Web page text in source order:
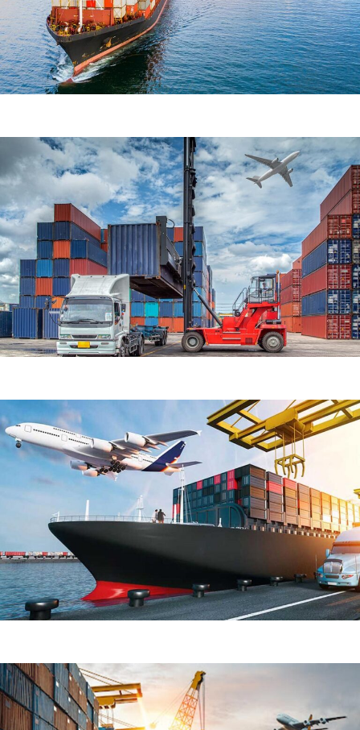
Demo Media Title 6
Air Transport Home Delivery
Demo Media Title 7
Courier Service Sea Transport
Demo Media Title 8
Home Delivery Sea Transport